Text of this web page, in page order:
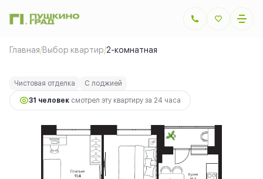
Главная/Выбор квартир/2-комнатная
Ипотекаот 33 400 руб.
Чистовая отделка С лоджией
31 человек смотрел эту квартиру за 24 часа